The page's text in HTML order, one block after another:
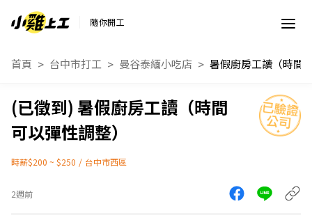
隨你開工
首頁 台中市打工 曼谷泰緬小吃店
暑假廚房工讀（時間
可以彈性調整）
時薪$200 ~ $250 / 台中市西區
2週前